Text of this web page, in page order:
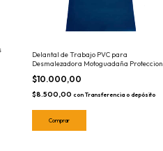
Delantal de Trabajo PVC para
Desmalezadora Motoguadaña Proteccion
$10.000,00
$8.500,00 con Transferencia o depósito